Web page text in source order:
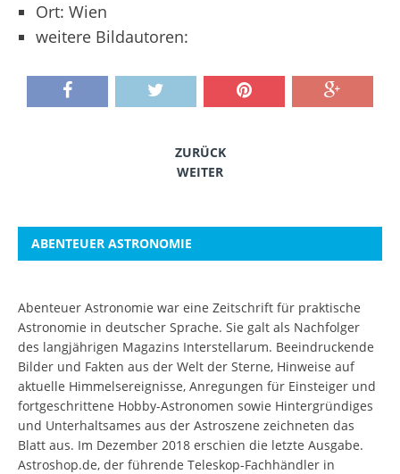
Ort: Wien
weitere Bildautoren:
ZURÜCK
WEITER
ABENTEUER ASTRONOMIE
Abenteuer Astronomie war eine Zeitschrift für praktische
Astronomie in deutscher Sprache. Sie galt als Nachfolger
des langjährigen Magazins Interstellarum. Beeindruckende
Bilder und Fakten aus der Welt der Sterne, Hinweise auf
aktuelle Himmelsereignisse, Anregungen für Einsteiger und
fortgeschrittene Hobby-Astronomen sowie Hintergründiges
und Unterhaltsames aus der Astroszene zeichneten das
Blatt aus. Im Dezember 2018 erschien die letzte Ausgabe.
Astroshop.de, der führende Teleskop-Fachhändler in